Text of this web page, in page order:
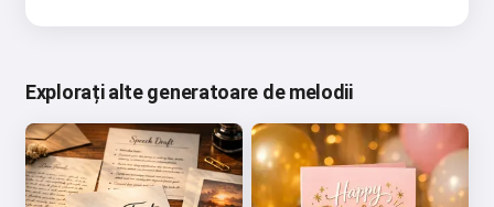
Explorați alte generatoare de melodii